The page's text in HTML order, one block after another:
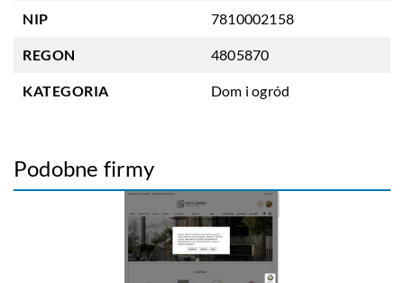
NIP 7810002158
REGON 4805870
KATEGORIA Dom i ogród
Podobne firmy